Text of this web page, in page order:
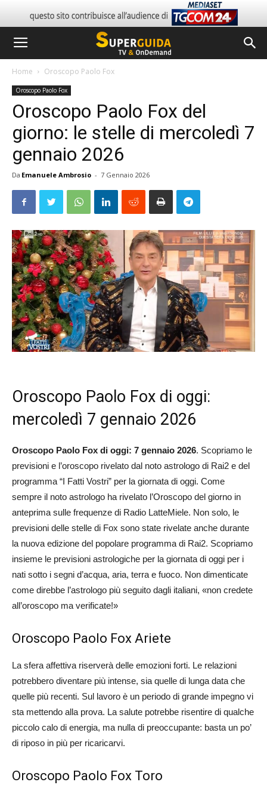
Home Oroscopo Paolo Fox
Oroscopo Paolo Fox
Oroscopo Paolo Fox del
giorno: le stelle di mercoledì 7
gennaio 2026
Da Emanuele Ambrosio - 7 Gennaio 2026
Oroscopo Paolo Fox di oggi:
mercoledì 7 gennaio 2026
Oroscopo Paolo Fox di oggi: 7 gennaio 2026. Scopriamo le
previsioni e l’oroscopo rivelato dal noto astrologo di Rai2 e del
programma “I Fatti Vostri” per la giornata di oggi. Come
sempre il noto astrologo ha rivelato l’Oroscopo del giorno in
anteprima sulle frequenze di Radio LatteMiele. Non solo, le
previsioni delle stelle di Fox sono state rivelate anche durante
la nuova edizione del popolare programma di Rai2. Scopriamo
insieme le previsioni astrologiche per la giornata di oggi per i
nati sotto i segni d’acqua, aria, terra e fuoco. Non dimenticate
come direbbe l’astrologo più seguito dagli italiani, «non credete
all’oroscopo ma verificate!»
Oroscopo Paolo Fox Ariete
La sfera affettiva riserverà delle emozioni forti. Le relazioni
potrebbero diventare più intense, sia quelle di lunga data che
quelle più recenti. Sul lavoro è un periodo di grande impegno vi
sta mettendo alla prova. La salute potrebbe risentire di qualche
piccolo calo di energia, ma nulla di preoccupante: basta un po’
di riposo in più per ricaricarvi.
Oroscopo Paolo Fox Toro